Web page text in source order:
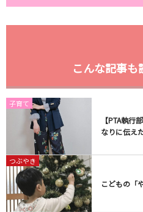
こんな記事も
子育て
【PTA執行
なりに伝え
つぶやき
こどもの「